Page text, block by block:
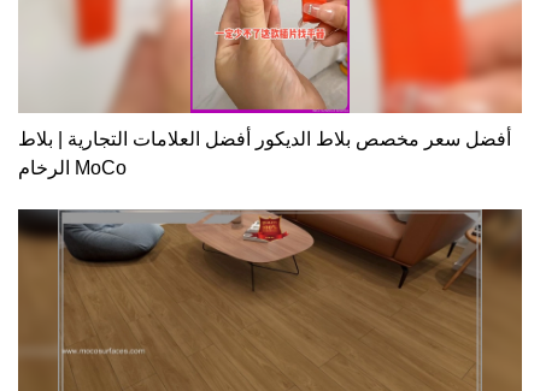
أفضل سعر مخصص بلاط الديكور أفضل العلامات التجارية | بلاط
الرخام MoCo